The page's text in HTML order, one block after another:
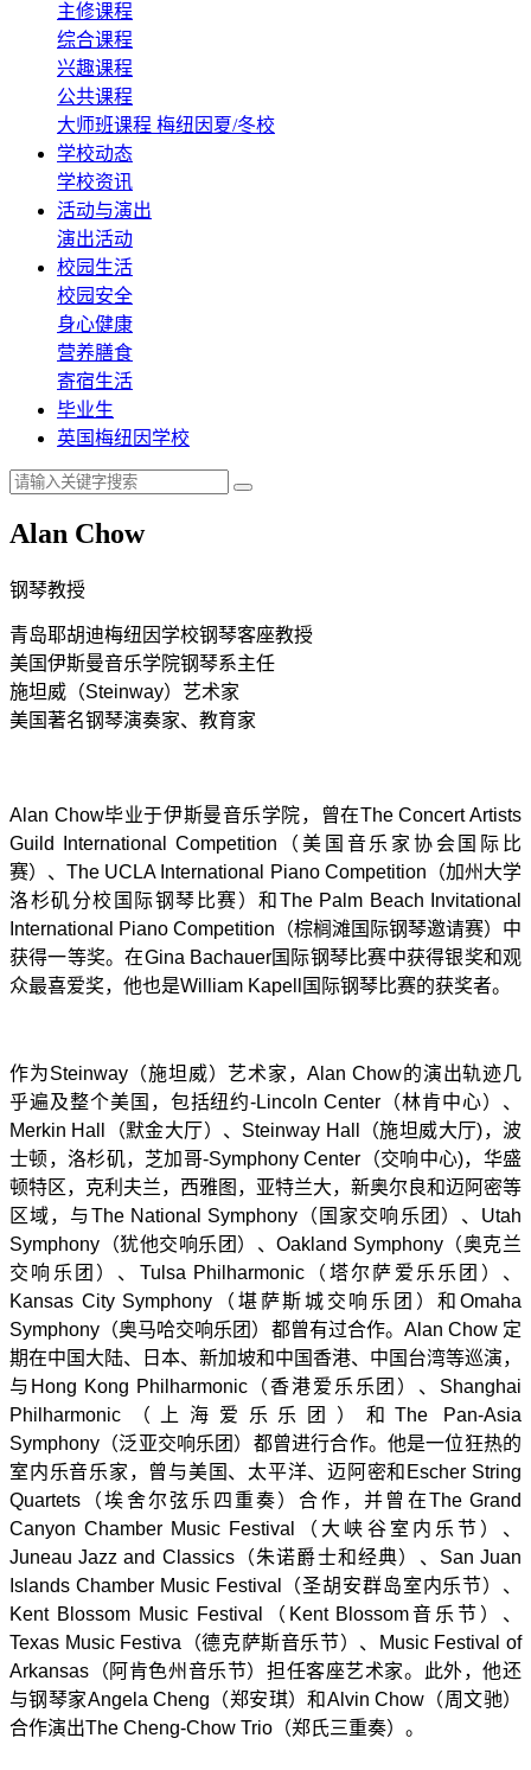
主修课程
综合课程
兴趣课程
公共课程
大师班课程 梅纽因夏/冬校
学校动态
学校资讯
活动与演出
演出活动
校园生活
校园安全
身心健康
营养膳食
寄宿生活
毕业生
英国梅纽因学校
Alan Chow
钢琴教授
青岛耶胡迪梅纽因学校钢琴客座教授
美国伊斯曼音乐学院钢琴系主任
施坦威（Steinway）艺术家
美国著名钢琴演奏家、教育家
Alan Chow毕业于伊斯曼音乐学院，曾在The Concert Artists
Guild International Competition（美国音乐家协会国际比
赛）、The UCLA International Piano Competition（加州大学
洛杉矶分校国际钢琴比赛）和The Palm Beach Invitational
International Piano Competition（棕榈滩国际钢琴邀请赛）中
获得一等奖。在Gina Bachauer国际钢琴比赛中获得银奖和观
众最喜爱奖，他也是William Kapell国际钢琴比赛的获奖者。
作为Steinway（施坦威）艺术家，Alan Chow的演出轨迹几
乎遍及整个美国，包括纽约-Lincoln Center（林肯中心）、
Merkin Hall（默金大厅）、Steinway Hall（施坦威大厅)，波
士顿，洛杉矶，芝加哥-Symphony Center（交响中心)，华盛
顿特区，克利夫兰，西雅图，亚特兰大，新奥尔良和迈阿密等
区域，与The National Symphony（国家交响乐团）、Utah
Symphony（犹他交响乐团）、Oakland Symphony（奥克兰
交响乐团）、Tulsa Philharmonic（塔尔萨爱乐乐团）、
Kansas City Symphony（堪萨斯城交响乐团）和Omaha
Symphony（奥马哈交响乐团）都曾有过合作。Alan Chow 定
期在中国大陆、日本、新加坡和中国香港、中国台湾等巡演，
与Hong Kong Philharmonic（香港爱乐乐团）、Shanghai
Philharmonic（上海爱乐乐团）和The Pan-Asia
Symphony（泛亚交响乐团）都曾进行合作。他是一位狂热的
室内乐音乐家，曾与美国、太平洋、迈阿密和Escher String
Quartets（埃舍尔弦乐四重奏）合作，并曾在The Grand
Canyon Chamber Music Festival（大峡谷室内乐节）、
Juneau Jazz and Classics（朱诺爵士和经典）、San Juan
Islands Chamber Music Festival（圣胡安群岛室内乐节）、
Kent Blossom Music Festival（Kent Blossom音乐节）、
Texas Music Festiva（德克萨斯音乐节）、Music Festival of
Arkansas（阿肯色州音乐节）担任客座艺术家。此外，他还
与钢琴家Angela Cheng（郑安琪）和Alvin Chow（周文驰）
合作演出The Cheng-Chow Trio（郑氏三重奏）。